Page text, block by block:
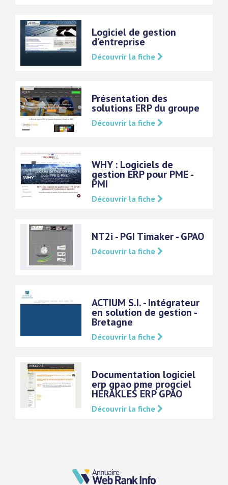
Logiciel de gestion
d'entreprise
Découvrir la fiche
Présentation des
solutions ERP du groupe
Découvrir la fiche
WHY : Logiciels de
gestion ERP pour PME -
PMI
Découvrir la fiche
NT2i - PGI Timaker - GPAO
Découvrir la fiche
ACTIUM S.I. - Intégrateur
en solution de gestion -
Bretagne
Découvrir la fiche
Documentation logiciel
erp gpao pme progciel
HERAKLES ERP GPAO
Découvrir la fiche